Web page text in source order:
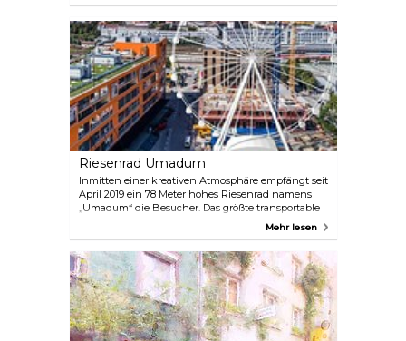
verschiedene Führungen in deutscher und
englischer Sprache angeboten, bei denen die
Besucher mehr über Wissenschaft und die Natur
des Universums erfahren können.
Riesenrad Umadum
Inmitten einer kreativen Atmosphäre empfängt seit
April 2019 ein 78 Meter hohes Riesenrad namens
„Umadum“ die Besucher. Das größte transportable
Riesenrad der Welt bietet einen atemberaubenden
Alpen.
Mehr lesen